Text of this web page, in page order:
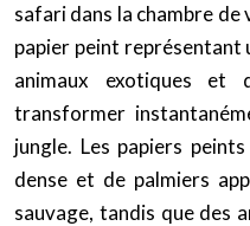
safari dans la chambre
papier peint représentant
animaux exotiques et
transformer
jungle. Les papiers
dense et de palmiers
sauvage, tandis que des